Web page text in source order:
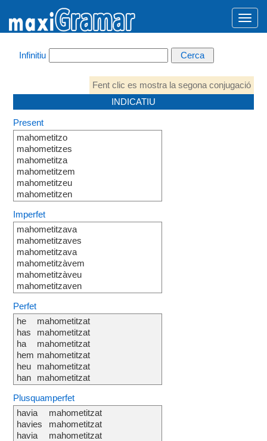
Infinitiu
Fent clic es mostra la segona conjugació
INDICATIU
Present
mahometitzo
mahometitzes
mahometitza
mahometitzem
mahometitzeu
mahometitzen
Imperfet
mahometitzava
mahometitzaves
mahometitzava
mahometitzàvem
mahometitzàveu
mahometitzaven
Perfet
he
has
ha
hem
heu
han
mahometitzat
mahometitzat
mahometitzat
mahometitzat
mahometitzat
mahometitzat
Plusquamperfet
havia
havies
havia
mahometitzat
mahometitzat
mahometitzat